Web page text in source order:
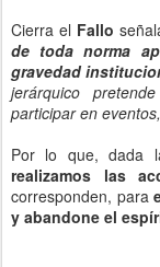
Cierra el Fallo
de toda norma
gravedad
jerárquico
participar en
Por lo que, dada
realizamos las
corresponden, para
y abandone el